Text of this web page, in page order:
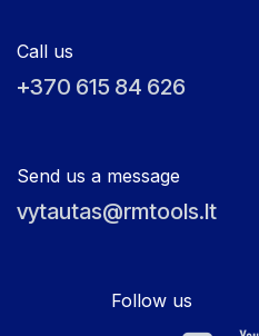
Call us
+370 615 84 626
Send us a message
vytautas@rmtools.lt
Follow us